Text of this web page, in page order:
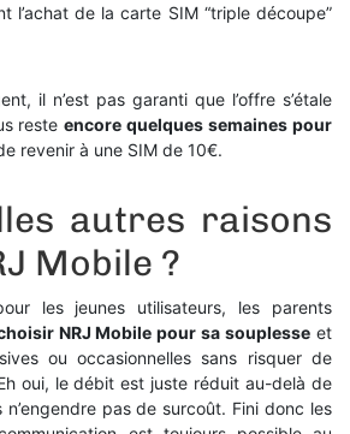
l’achat de la carte SIM “triple découpe”
il n’est pas garanti que l’offre s’étale
resteencore quelques semaines pour
revenir à une SIM de 10€.
autres raisons
Mobile ?
les jeunes utilisateurs, les parents
NRJ Mobile pour sa souplesse et
ou occasionnelles sans risquer de
oui, le débit est juste réduit au-delà de
n’engendre pas de surcoût. Fini donc les